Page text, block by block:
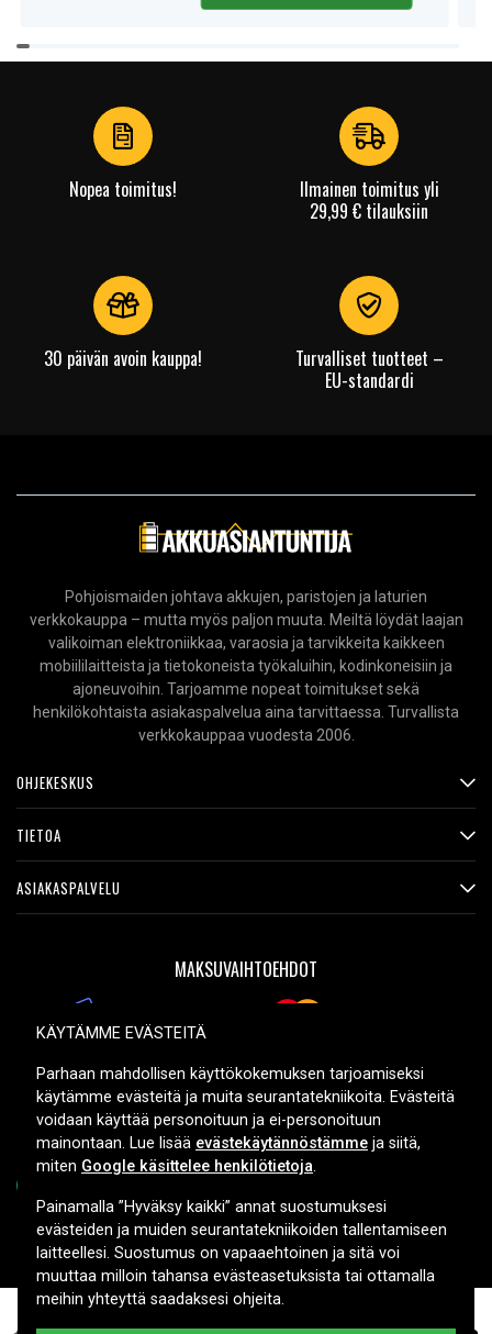
Item
1
Nopea toimitus!
Ilmainen toimitus yli
29,99 € tilauksiin
30 päivän avoin kauppa!
Turvalliset tuotteet –
EU-standardi
Pohjoismaiden johtava akkujen, paristojen ja laturien
verkkokauppa – mutta myös paljon muuta. Meiltä löydät laajan
valikoiman elektroniikkaa, varaosia ja tarvikkeita kaikkeen
mobiililaitteista ja tietokoneista työkaluihin, kodinkoneisiin ja
ajoneuvoihin. Tarjoamme nopeat toimitukset sekä
henkilökohtaista asiakaspalvelua aina tarvittaessa. Turvallista
verkkokauppaa vuodesta 2006.
OHJEKESKUS
TIETOA
ASIAKASPALVELU
MAKSUVAIHTOEHDOT
TOIMITUSVAIHTOEHDOT
Copyright © 2026, Spares Nordic AB
KÄYTÄMME EVÄSTEITÄ
Parhaan mahdollisen käyttökokemuksen tarjoamiseksi
käytämme evästeitä ja muita seurantatekniikoita. Evästeitä
voidaan käyttää personoituun ja ei-personoituun
mainontaan. Lue lisää evästekäytännöstämme ja siitä,
miten Google käsittelee henkilötietoja.
Painamalla ”Hyväksy kaikki” annat suostumuksesi
evästeiden ja muiden seurantatekniikoiden tallentamiseen
laitteellesi. Suostumus on vapaaehtoinen ja sitä voi
muuttaa milloin tahansa evästeasetuksista tai ottamalla
meihin yhteyttä saadaksesi ohjeita.